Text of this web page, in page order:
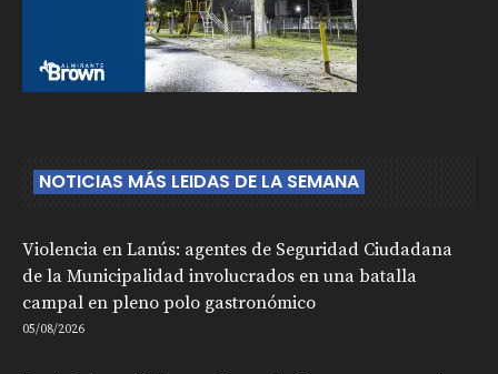
NOTICIAS MÁS LEIDAS DE LA SEMANA
Violencia en Lanús: agentes de Seguridad Ciudadana
de la Municipalidad involucrados en una batalla
campal en pleno polo gastronómico
05/08/2026